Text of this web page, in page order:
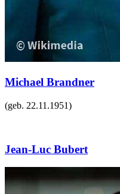
Michael Brandner
(geb. 22.11.1951)
Jean-Luc Bubert